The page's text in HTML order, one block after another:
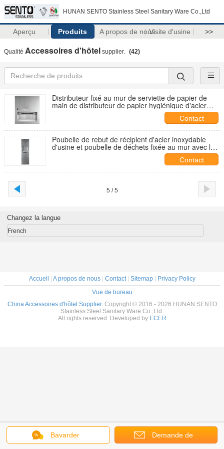
HUNAN SENTO Stainless Steel Sanitary Ware Co.,Ltd
Aperçu Produits A propos de nousVisite d'usine >>
Qualité Accessoires d'hôtel supplier. (42)
Distributeur fixé au mur de serviette de papier de
main de distributeur de papier hygiénique d'acier
inoxydable et cacher le dessiccateur de papier de
Contact
Poubelle de rebut de récipient d'acier inoxydable
d'usine et poubelle de déchets fixée au mur avec le
Contact
5 / 5
Bavarder Demande de
Changez la langue
French
Accueil A propos de nous| Contact| Sitemap|
Privacy Policy
Vue de bureau
China Accessoires d'hôtel Supplier. Copyright © 2016 - 2026 HUNAN SENTO
Stainless Steel Sanitary Ware Co.,Ltd.
All rights reserved. Developed by ECER